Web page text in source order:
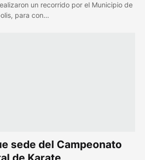
un recorrido por el Municipio de
para con…
sede del Campeonato